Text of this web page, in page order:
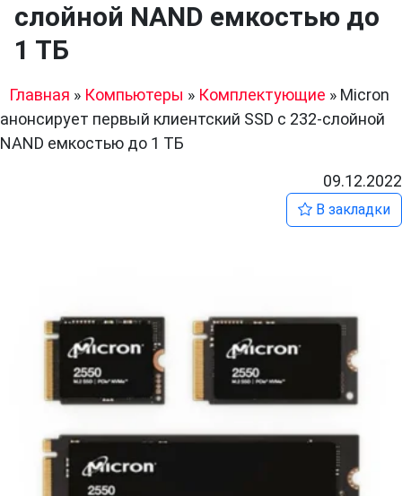
слойной NAND емкостью до
1 ТБ
Главная » Компьютеры » Комплектующие » Micron
анонсирует первый клиентский SSD с 232-слойной
NAND емкостью до 1 ТБ
09.12.2022
В закладки